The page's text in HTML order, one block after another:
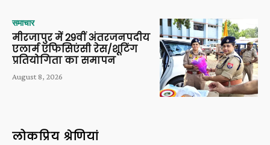
समाचार
मीरजापुर में 29वीं अंतरजनपदीय
एलार्म एफिसिएंसी रेस/शूटिंग
प्रतियोगिता का समापन
August 8, 2026
लोकप्रिय श्रेणियां